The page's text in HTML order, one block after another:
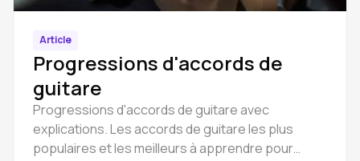
Article
Progressions d'accords de
guitare
Progressions d'accords de guitare avec
explications. Les accords de guitare les plus
populaires et les meilleurs à apprendre pour